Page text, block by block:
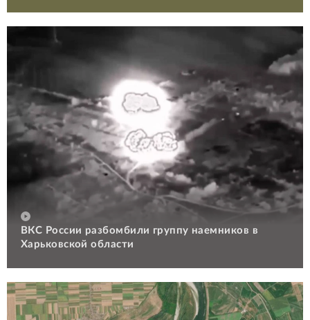
ВКС России разбомбили группу наемников в
Харьковской области